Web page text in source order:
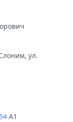
ул.
A1